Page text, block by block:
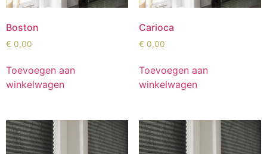
Boston
€ 0,00
Toevoegen aan
winkelwagen
Carioca
€ 0,00
Toevoegen aan
winkelwagen